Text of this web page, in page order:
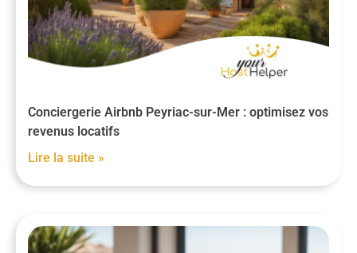
Conciergerie Airbnb Peyriac-sur-Mer : optimisez vos
revenus locatifs
Lire la suite »